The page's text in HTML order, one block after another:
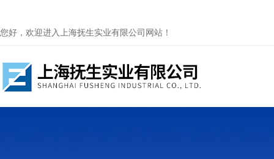
您好，欢迎进入上海抚生实业有限公司网站！